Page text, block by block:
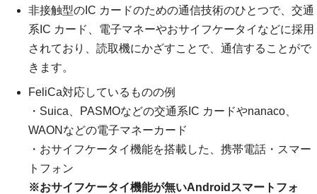
非接触型のIC カードのための通信技術のひとつで、交通
系IC カード、電子マネーやおサイフケータイなどに採用
されており、読取機にかざすことで、通信することがで
きます。
FeliCa対応しているものの例
・Suica、PASMOなどの交通系IC カードやnanaco、
WAONなどの電子マネーカード
・おサイフケータイ機能を搭載した、携帯電話・スマー
トフォン
※おサイフケータイ機能が無いAndroidスマートフォ